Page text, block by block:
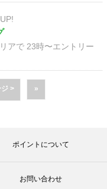
アで 23時〜エントリー
> »
ポイントについて
お問い合わせ